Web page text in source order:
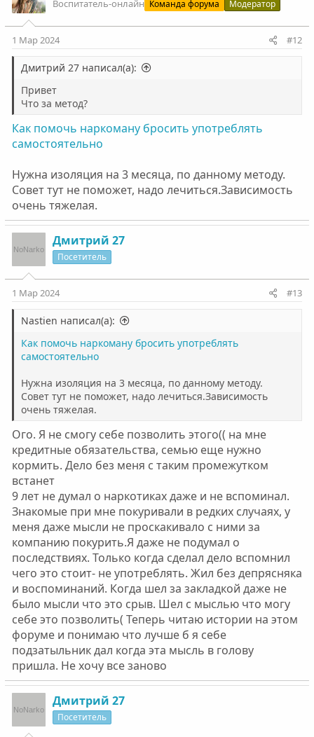
Воспитатель-онлайн Команда форума Модератор
1 Мар 2024 #12
Дмитрий 27 написал(а):
Привет
Что за метод?
Как помочь наркоману бросить употреблять
самостоятельно
Нужна изоляция на 3 месяца, по данному методу.
Совет тут не поможет, надо лечиться.Зависимость
очень тяжелая.
Дмитрий 27
Посетитель
1 Мар 2024 #13
Nastien написал(а):
Как помочь наркоману бросить употреблять
самостоятельно
Нужна изоляция на 3 месяца, по данному методу.
Совет тут не поможет, надо лечиться.Зависимость
очень тяжелая.
Ого. Я не смогу себе позволить этого(( на мне
кредитные обязательства, семью еще нужно
кормить. Дело без меня с таким промежутком
встанет
9 лет не думал о наркотиках даже и не вспоминал.
Знакомые при мне покуривали в редких случаях, у
меня даже мысли не проскакивало с ними за
компанию покурить.Я даже не подумал о
последствиях. Только когда сделал дело вспомнил
чего это стоит- не употреблять. Жил без депрясняка
и воспоминаний. Когда шел за закладкой даже не
было мысли что это срыв. Шел с мыслью что могу
себе это позволить( Теперь читаю истории на этом
форуме и понимаю что лучше б я себе
подзатыльник дал когда эта мысль в голову
пришла. Не хочу все заново
Дмитрий 27
Посетитель